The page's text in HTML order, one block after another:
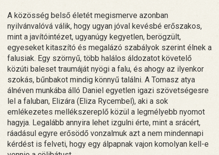
A közösség belső életét megismerve azonban
nyilvánvalóvá válik, hogy ugyan jóval kevésbé erőszakos,
mint a javítóintézet, ugyanúgy kegyetlen, berögzült,
egyeseket kitaszító és megalázó szabályok szerint élnek a
falusiak. Egy szörnyű, több halálos áldozatot követelő
közúti baleset traumáját nyögi a falu, és ahogy az ilyenkor
szokás, bűnbakot mindig könnyű találni. A Tomasz atya
álnéven munkába álló Daniel egyetlen igazi szövetségesre
lel a faluban, Elizára (Eliza Rycembel), aki a sok
emlékezetes mellékszereplő közül a legmélyebb nyomot
hagyja. Legalább annyira lehet izgulni érte, mint a srácért,
ráadásul egyre erősödő vonzalmuk azt a nem mindennapi
kérdést is felveti, hogy egy álpapnak vajon komolyan kell-e